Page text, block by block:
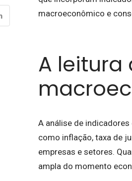
macroeconômico e
A leitura
A análise de
como inflação, taxa de
empresas e setores.
ampla do momento